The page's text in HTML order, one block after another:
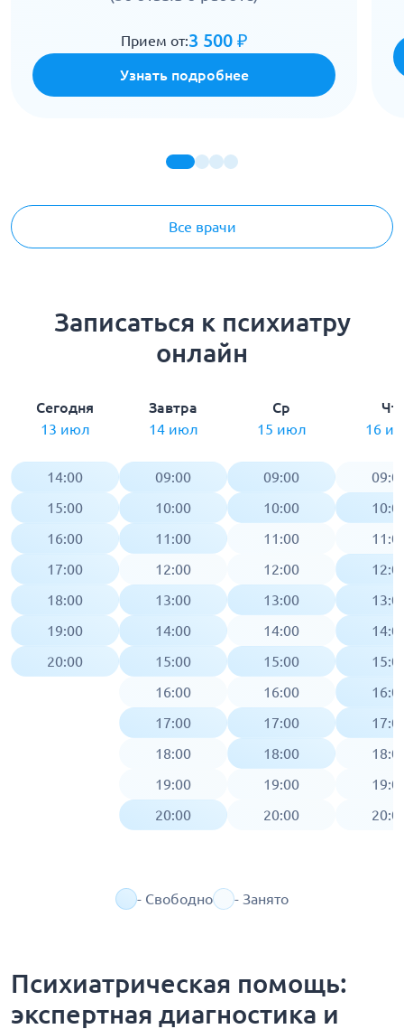
Все врачи
Прием от:3 500 ₽
Узнать подробнее
Записаться к психиатру
онлайн
Сегодня
13 июл
14:00
15:00
16:00
17:00
18:00
19:00
20:00
Завтра
14 июл
09:00
10:00
11:00
12:00
13:00
14:00
15:00
16:00
17:00
18:00
19:00
20:00
Ср
15 июл
09:00
10:00
11:00
12:00
13:00
14:00
15:00
16:00
17:00
18:00
19:00
20:00
Чт
16
- Свободно - Занято
Психиатрическая помощь:
экспертная диагностика и